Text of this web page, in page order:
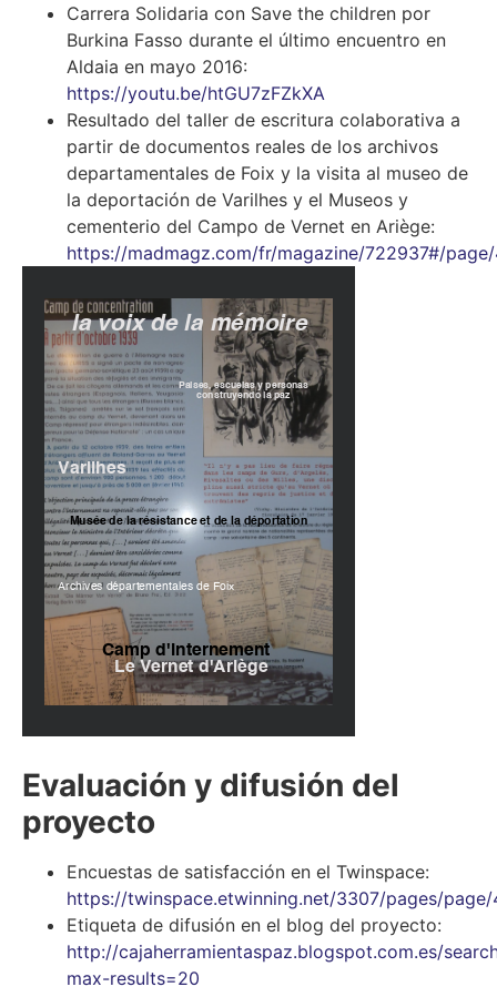
Carrera Solidaria con Save the children por
Burkina Fasso durante el último encuentro en
Aldaia en mayo 2016:
https://youtu.be/htGU7zFZkXA
Resultado del taller de escritura colaborativa a
partir de documentos reales de los archivos
departamentales de Foix y la visita al museo de
la deportación de Varilhes y el Museos y
cementerio del Campo de Vernet en Ariège:
https://madmagz.com/fr/magazine/722937#/
Evaluación y difusión del
proyecto
Encuestas de satisfacción en el Twinspace:
https://twinspace.etwinning.net/3307/pages/page/
Etiqueta de difusión en el blog del proyecto:
http://cajaherramientaspaz.blogspot.com.es/
max-results=20